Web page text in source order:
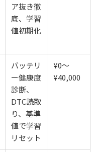
ア抜き徹
底、学習
値初期化
バッテリ
ー健康度
診断、
DTC読取
り、基準
値で学習
リセット
¥0〜
¥40,000